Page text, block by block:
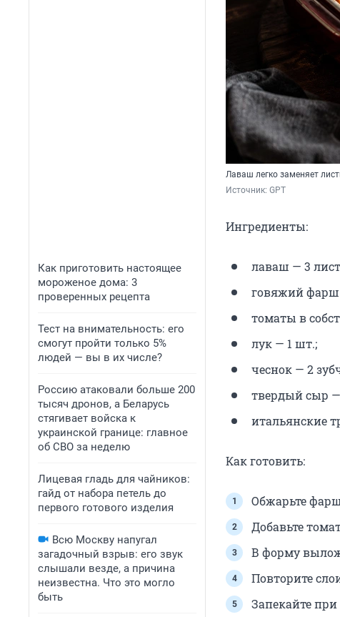
Как приготовить настоящее
мороженое дома: 3
проверенных рецепта
Тест на внимательность: его
смогут пройти только 5%
людей — вы в их числе?
Россию атаковали больше 200
тысяч дронов, а Беларусь
стягивает войска к
украинской границе: главное
об СВО за неделю
Лицевая гладь для чайников:
гайд от набора петель до
первого готового изделия
Всю Москву напугал
загадочный взрыв: его звук
слышали везде, а причина
неизвестна. Что это могло
быть
Лаваш легко заменяет
Источник: GPT
Ингредиенты:
лаваш — 3
говяжий фарш
томаты в
лук — 1 шт.;
чеснок — 2
твердый сыр —
итальянские
Как готовить:
Обжарьте
Добавьте
В форму
Повторите
Запекайте при